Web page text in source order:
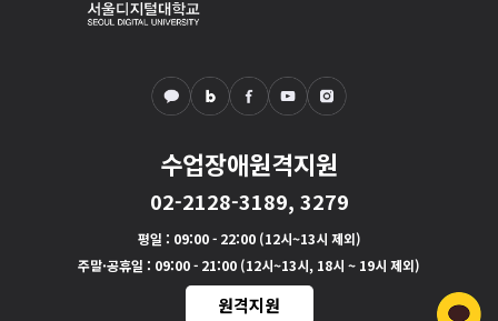
수업장애원격지원
02-2128-3189, 3279
평일 : 09:00 - 22:00 (12시~13시 제외)
주말·공휴일 : 09:00 - 21:00 (12시~13시, 18시 ~ 19시 제외)
원격지원